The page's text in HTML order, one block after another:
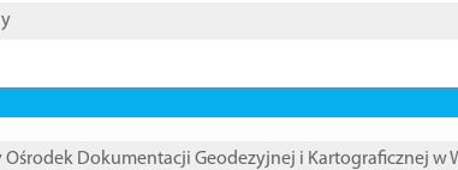
Ośrodek Dokumentacji Geodezyjnej i Kartograficznej w